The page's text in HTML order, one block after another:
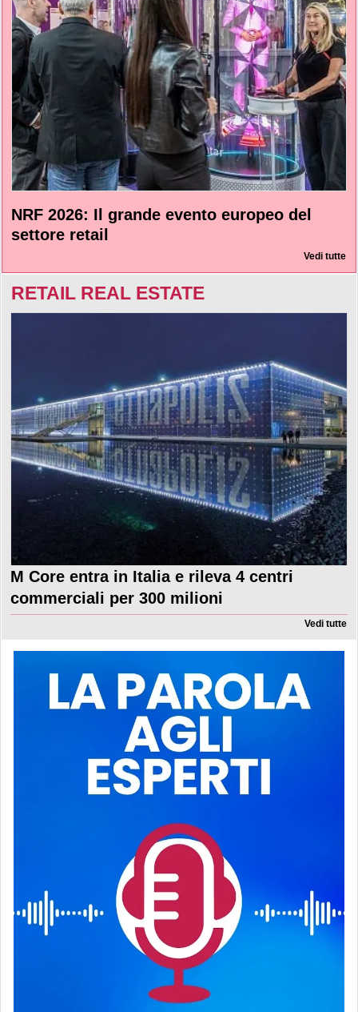
NRF 2026: Il grande evento europeo del
settore retail
Vedi tutte
RETAIL REAL ESTATE
M Core entra in Italia e rileva 4 centri
commerciali per 300 milioni
Vedi tutte